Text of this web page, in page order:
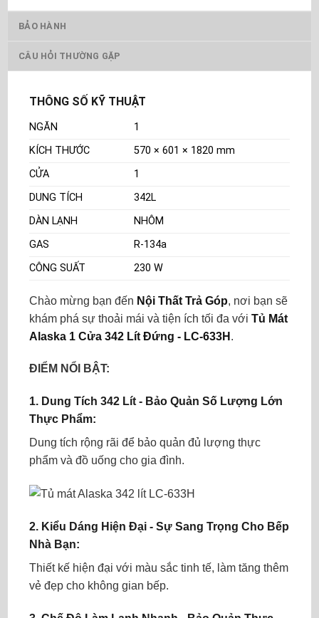
BẢO HÀNH
CÂU HỎI THƯỜNG GẶP
THÔNG SỐ KỸ THUẬT
NGĂN
1
KÍCH THƯỚC
570 × 601 × 1820 mm
CỬA
1
DUNG TÍCH
342L
DÀN LẠNH
NHÔM
GAS
R-134a
CÔNG SUẤT
230 W
Chào mừng bạn đến Nội Thất Trả Góp, nơi bạn sẽ
khám phá sự thoải mái và tiện ích tối đa với Tủ Mát
Alaska 1 Cửa 342 Lít Đứng - LC-633H .
ĐIỂM NỔI BẬT:
1. Dung Tích 342 Lít - Bảo Quản Số Lượng Lớn
Thực Phẩm:
Dung tích rộng rãi để bảo quản đủ lượng thực
phẩm và đồ uống cho gia đình.
2. Kiểu Dáng Hiện Đại - Sự Sang Trọng Cho Bếp
Nhà Bạn:
Thiết kế hiện đại với màu sắc tinh tế, làm tăng thêm
vẻ đẹp cho không gian bếp.